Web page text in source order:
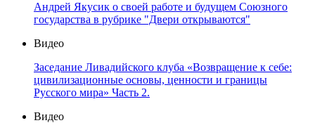
Андрей Якусик о своей работе и будущем Союзного
государства в рубрике "Двери открываются"
Видео
Заседание Ливадийского клуба «Возвращение к себе:
цивилизационные основы, ценности и границы
Русского мира» Часть 2.
Видео